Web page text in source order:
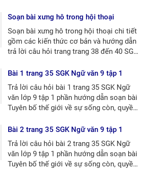
Soạn bài xưng hô trong hội thoại
Soạn bài xưng hô trong hội thoại chi tiết
gồm các kiến thức cơ bản và hướng dẫn
trả lời câu hỏi trang trang 38 đến 40 SGK
Bài 1 trang 35 SGK Ngữ văn 9 tập 1
Trả lời câu hỏi bài 1 trang 35 SGK Ngữ
văn lớp 9 tập 1 phần hướng dẫn soạn bài
Tuyên bố thế giới về sự sống còn, quyền
Bài 2 trang 35 SGK Ngữ văn 9 tập 1
Trả lời câu hỏi bài 2 trang 35 SGK Ngữ
văn lớp 9 tập 1 phần hướng dẫn soạn bài
Tuyên bố thế giới về sự sống còn, quyền